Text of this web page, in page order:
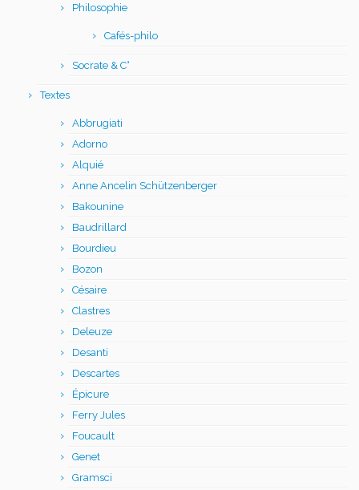
Philosophie
Cafés-philo
Socrate & C°
Textes
Abbrugiati
Adorno
Alquié
Anne Ancelin Schützenberger
Bakounine
Baudrillard
Bourdieu
Bozon
Césaire
Clastres
Deleuze
Desanti
Descartes
Épicure
Ferry Jules
Foucault
Genet
Gramsci